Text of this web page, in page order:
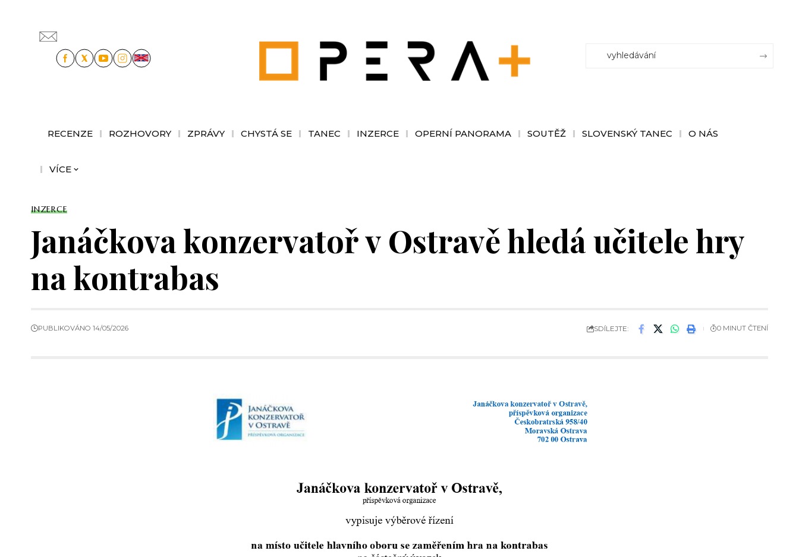
RECENZE ROZHOVORY ZPRÁVY CHYSTÁ SE TANEC INZERCE OPERNÍ PANORAMA SOUTĚŽ SLOVENSKÝ TANEC O NÁS
VÍCE
INZERCE
Janáčkova konzervatoř v Ostravě hledá učitele hry
na kontrabas
PUBLIKOVÁNO 14/05/2026 SDÍLEJTE: 0 MINUT ČTENÍ